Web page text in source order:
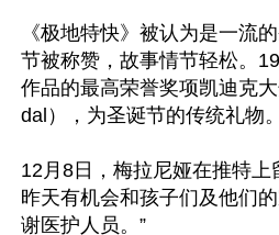
《极地特快》被认为是一流
节被称赞，故事情节轻松。
作品的最高荣誉奖项凯迪克
dal），为圣诞节的传统礼物。
12月8日，梅拉尼娅在推特上
昨天有机会和孩子们及他们
谢医护人员。”